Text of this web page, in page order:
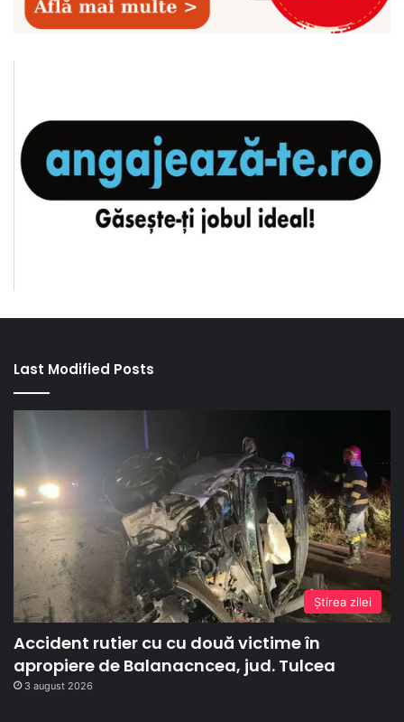
Last Modified Posts
Ştirea zilei
Accident rutier cu cu două victime în
apropiere de Balanacncea, jud. Tulcea
3 august 2026